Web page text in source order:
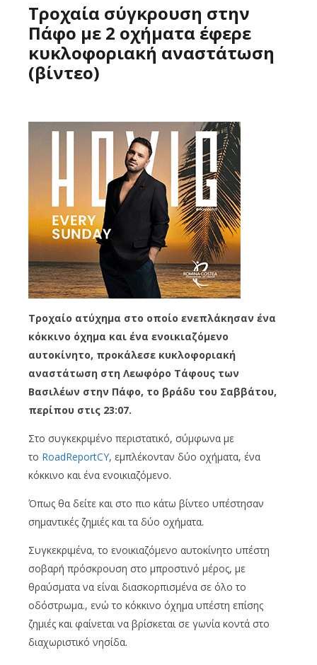
Τροχαία σύγκρουση στην
Πάφο με 2 οχήματα έφερε
κυκλοφοριακή αναστάτωση
(βίντεο)
Τροχαίο ατύχημα στο οποίο ενεπλάκησαν ένα
κόκκινο όχημα και ένα ενοικιαζόμενο
αυτοκίνητο, προκάλεσε κυκλοφοριακή
αναστάτωση στη Λεωφόρο Τάφους των
Βασιλέων στην Πάφο, το βράδυ του Σαββάτου,
περίπου στις 23:07.
Στο συγκεκριμένο περιστατικό, σύμφωνα με
το RoadReportCY, εμπλέκονταν δύο οχήματα, ένα
κόκκινο και ένα ενοικιαζόμενο.
Όπως θα δείτε και στο πιο κάτω βίντεο υπέστησαν
σημαντικές ζημιές και τα δύο οχήματα.
Συγκεκριμένα, το ενοικιαζόμενο αυτοκίνητο υπέστη
σοβαρή πρόσκρουση στο μπροστινό μέρος, με
θραύσματα να είναι διασκορπισμένα σε όλο το
οδόστρωμα., ενώ το κόκκινο όχημα υπέστη επίσης
ζημιές και φαίνεται να βρίσκεται σε γωνία κοντά στο
διαχωριστικό νησίδα.